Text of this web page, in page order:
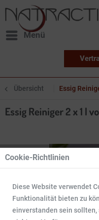
Menü
Übersicht Essig
Essig Reiniger 2 x 1 l
Cookie-Richtlinien
Diese Website verwendet
Funktionalität bieten zu
einverstanden sein